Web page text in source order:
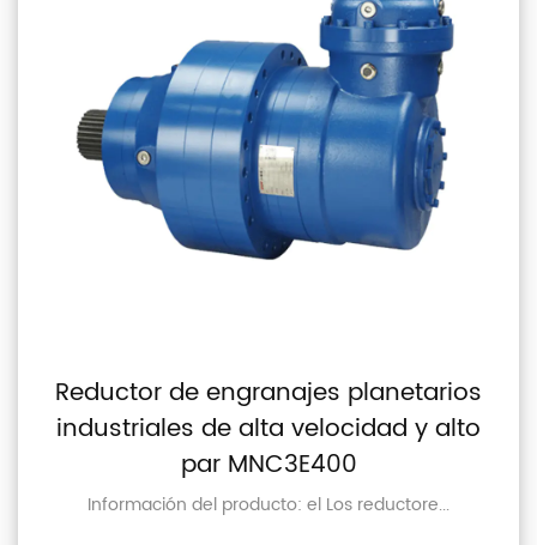
Reductor de engranajes planetarios
industriales de alta velocidad y alto
par MNC3E400
Información del producto: el Los reductore...